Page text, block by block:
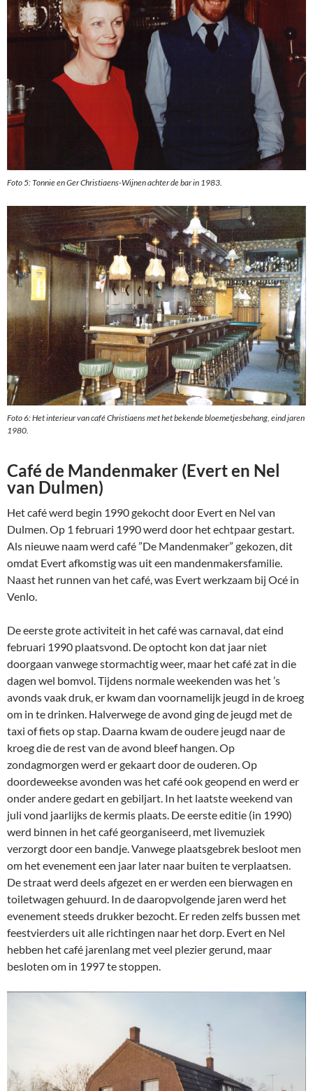
Foto 5: Tonnie en Ger Christiaens-Wijnen achter de bar in 1983.
Foto 6: Het interieur van café Christiaens met het bekende bloemetjesbehang, eind jaren
1980.
Café de Mandenmaker (Evert en Nel
van Dulmen)
Het café werd begin 1990 gekocht door Evert en Nel van
Dulmen. Op 1 februari 1990 werd door het echtpaar gestart.
Als nieuwe naam werd café ”De Mandenmaker” gekozen, dit
omdat Evert afkomstig was uit een mandenmakersfamilie.
Naast het runnen van het café, was Evert werkzaam bij Océ in
Venlo.
De eerste grote activiteit in het café was carnaval, dat eind
februari 1990 plaatsvond. De optocht kon dat jaar niet
doorgaan vanwege stormachtig weer, maar het café zat in die
dagen wel bomvol. Tijdens normale weekenden was het ’s
avonds vaak druk, er kwam dan voornamelijk jeugd in de kroeg
om in te drinken. Halverwege de avond ging de jeugd met de
taxi of fiets op stap. Daarna kwam de oudere jeugd naar de
kroeg die de rest van de avond bleef hangen. Op
zondagmorgen werd er gekaart door de ouderen. Op
doordeweekse avonden was het café ook geopend en werd er
onder andere gedart en gebiljart. In het laatste weekend van
juli vond jaarlijks de kermis plaats. De eerste editie (in 1990)
werd binnen in het café georganiseerd, met livemuziek
verzorgt door een bandje. Vanwege plaatsgebrek besloot men
om het evenement een jaar later naar buiten te verplaatsen.
De straat werd deels afgezet en er werden een bierwagen en
toiletwagen gehuurd. In de daaropvolgende jaren werd het
evenement steeds drukker bezocht. Er reden zelfs bussen met
feestvierders uit alle richtingen naar het dorp. Evert en Nel
hebben het café jarenlang met veel plezier gerund, maar
besloten om in 1997 te stoppen.